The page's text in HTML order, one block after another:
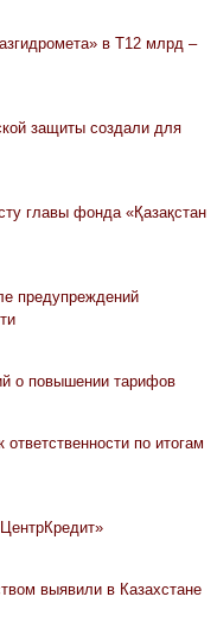
в Т12 млрд –
защиты создали для
главы фонда «Қазақстан
предупреждений
о повышении тарифов
по итогам
выявили в Казахстане